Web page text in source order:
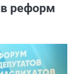
реформ